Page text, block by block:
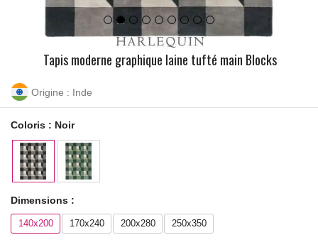
Tapis moderne graphique laine tufté main Blocks
Origine : Inde
Coloris : Noir
Dimensions :
140x200 170x240 200x280 250x350